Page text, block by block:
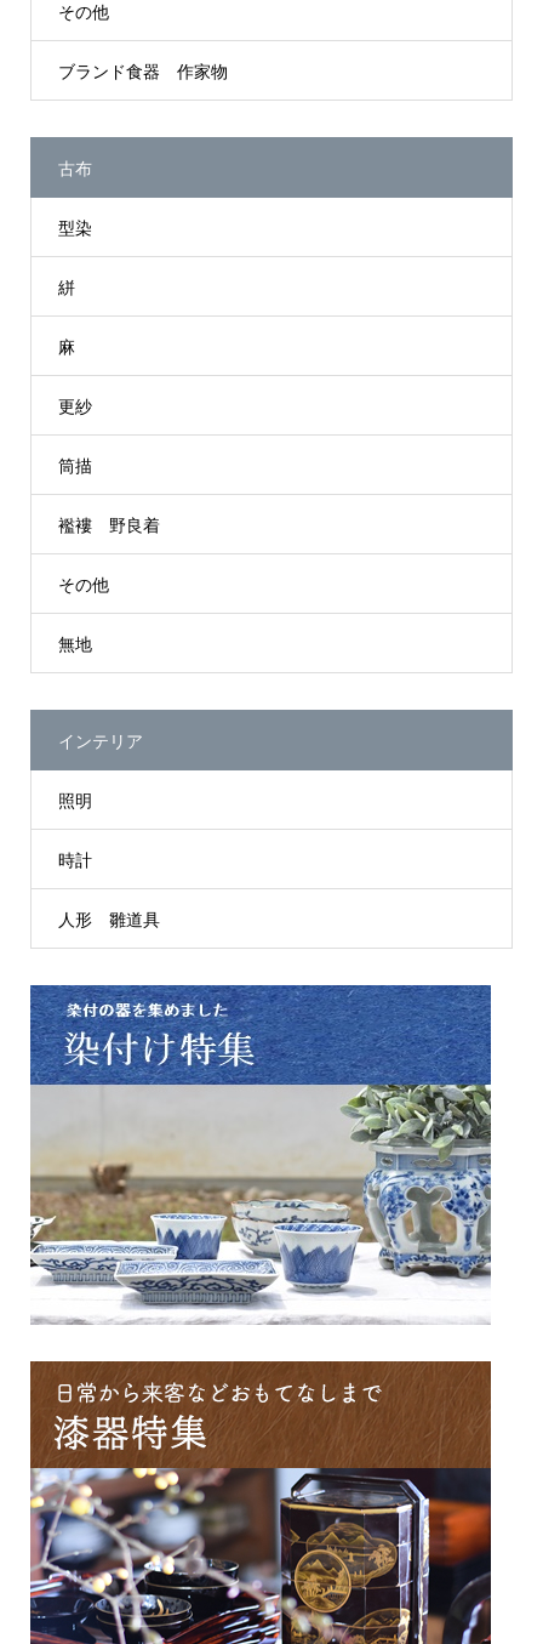
その他
ブランド食器 作家物
古布
型染
絣
麻
更紗
筒描
襤褸 野良着
その他
無地
インテリア
照明
時計
人形 雛道具